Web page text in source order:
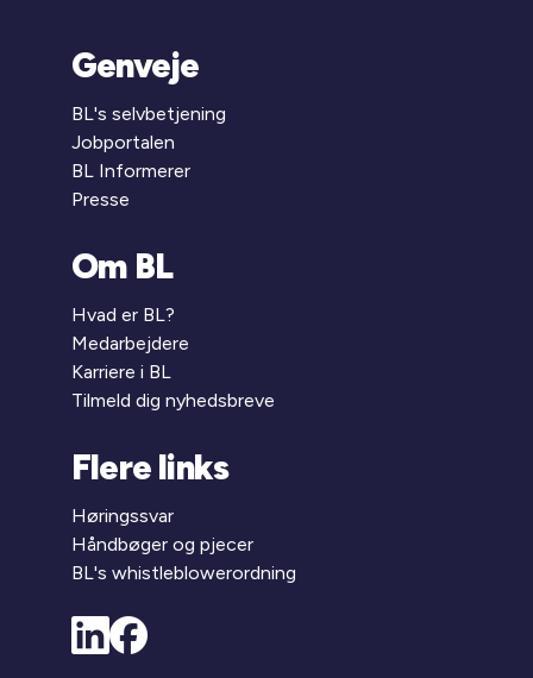
Genveje
BL's selvbetjening
Jobportalen
BL Informerer
Presse
Om BL
Hvad er BL?
Medarbejdere
Karriere i BL
Tilmeld dig nyhedsbreve
Flere links
Høringssvar
Håndbøger og pjecer
BL's whistleblowerordning